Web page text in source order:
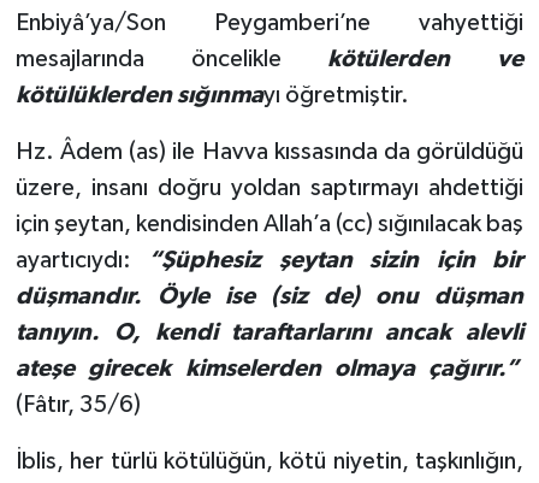
Enbiyâ’ya/Son Peygamberi’ne vahyettiği
mesajlarında öncelikle kötülerden ve
kötülüklerden sığınmayı öğretmiştir.
Hz. Âdem (as) ile Havva kıssasında da görüldüğü
üzere, insanı doğru yoldan saptırmayı ahdettiği
için şeytan, kendisinden Allah’a (cc) sığınılacak baş
ayartıcıydı:
“Şüphesiz şeytan sizin için bir
düşmandır. Öyle ise (siz de) onu düşman
tanıyın. O, kendi taraftarlarını ancak alevli
ateşe girecek kimselerden olmaya çağırır.”
(Fâtır, 35/6)
İblis, her türlü kötülüğün, kötü niyetin, taşkınlığın,
Isparta Müftülüğü
İstanbul Müftülüğü
İzmir Müftülüğü
Kahramanmaraş Müftülüğü
Karabük Müftülüğü
Karaman Müftülüğü
Kars Müftülüğü
Kastamonu Müftülüğü